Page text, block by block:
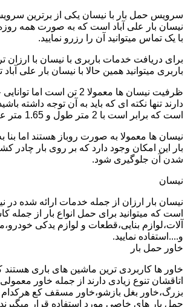
سرویس حمل بار با نیسان یکی از برترین
نیسان بار علی آباد است که به صورت همه
با یک تماس میتوانید آن را رزرو نمایید.
برای دریافت خدمات باربری با نیسان با ارزان
باربری میتوانید همین حالا با نیسان بار علی
ظرفیت نیسان ها معمولا 2 تن است
دارند تنها نکته ای که باید به آن توجه داشته
است که برابر است با 2 متر طول و 1.65 متر عرض.
نیسان ها معمولا به صورت روباز هستند اما
بار این امکان وجود دارد که بر روی بار چادر
شدن آن جلوگیری شود.
نیسان
نیسان بار ارزان از جمله خدمات ارائه شده در
است که میتوانید برای حمل انواع بار از جمله
آلات،لوازم بنایی،قطعات و لوازم یدکی
و....استفاده نمایید.
خاور حمل بار
خاور ها کاربردی ترین ماشین های باری هستند
اتاقشان تنوع زیادی دارند از جمله خاور
بزرگ،خاور بغل بازشو،خاور مسقف کع هرکدام
حمل بار های خاصی مورد استفاده قرار